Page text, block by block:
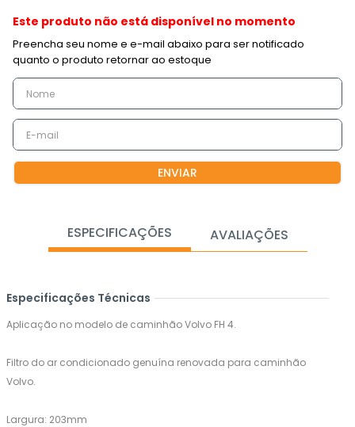
Este produto não está disponível no momento
ENVIAR
ESPECIFICAÇÕES AVALIAÇÕES
Especificações Técnicas
Aplicação no modelo de caminhão Volvo FH 4.
Filtro do ar condicionado genuína renovada para caminhão
Volvo.
Largura: 203mm